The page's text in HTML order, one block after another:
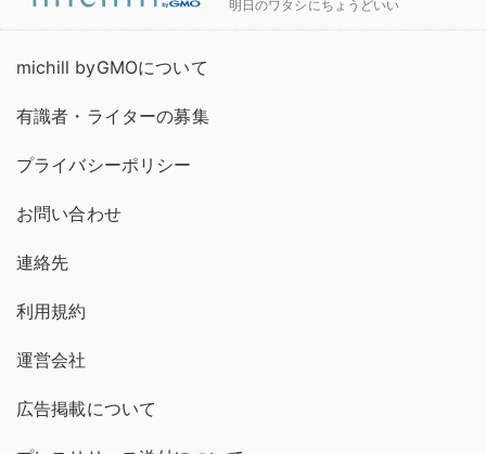
明日のワタシにちょうどいい
michill byGMOについて
有識者・ライターの募集
プライバシーポリシー
お問い合わせ
連絡先
利用規約
運営会社
広告掲載について